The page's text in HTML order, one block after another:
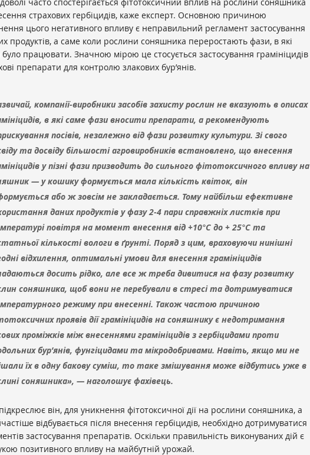
страхових гербіцидів, каже експерт. Основною причиною
цього негативного впливу є неправильний регламент застосування
продуктів, а саме коли рослини соняшника переростають фази, в які
працювати. Значною мірою це стосується застосування грамініцидів
препарати для контролю злакових бур’янів.
компанії-виробники засобів захисту рослин не вказують в описах
в які саме фази вносити препарати, а рекомендують
посівів, незалежно від фази розвитку культури. Зі свого
та досвіду більшості агровиробників встановлено, що внесення
у пізні фази призводить до сильного фітотоксичного впливу на
— у кошику формується мала кількість квіток, він
або ж зовсім не закладається. Тому найбільш ефективне
даних продуктів у фазу 2-4 пари справжніх листків при
повітря на момент внесення від +10°С до + 25°С та
кількості вологи в ґрунті. Поряд з цим, враховуючи нинішні
відхилення, оптимальні умови для внесення грамініцидів
досить рідко, але все ж треба дивитися на фазу розвитку
соняшника, щоб вони не перебували в стресі та дотримуватися
режиму при внесенні. Також частою причиною
проявів дії грамініцидів на соняшнику є недотримання
проміжків між внесеннями грамініцидів з гербіцидами проти
бур’янів, фунгіцидами та мікродобривами. Навіть, якщо ми не
їх в одну бакову суміш, то таке змішування може відбутись уже в
соняшника», — наголошує фахівець.
він, для уникнення фітотоксичної дії на рослини соняшника, а
відбувається після внесення гербіцидів, необхідно дотримуватися
застосування препаратів. Оскільки правильність виконуваних дій є
позитивного впливу на майбутній урожай.